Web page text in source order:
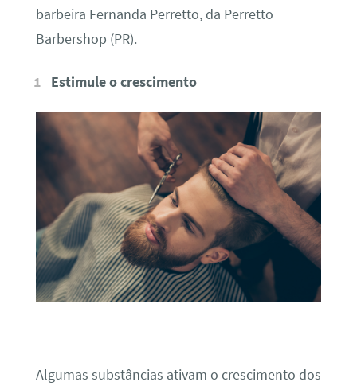
barbeira Fernanda Perretto, da Perretto
Barbershop (PR).
Estimule o crescimento
Algumas substâncias ativam o crescimento dos